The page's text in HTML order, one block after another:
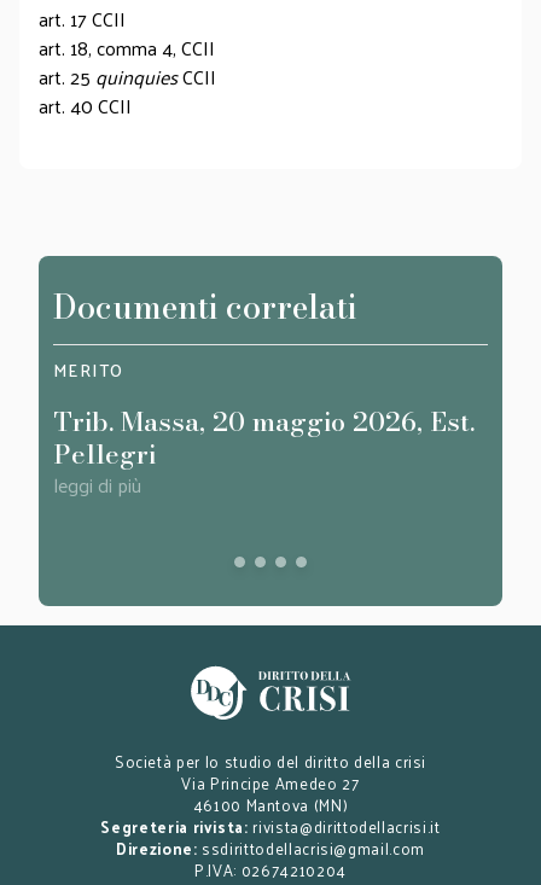
art. 17 CCII
art. 18, comma 4, CCII
art. 25 quinquiesCCII
art. 40 CCII
Documenti correlati
MERITO
Trib. Massa, 20 maggio 2026, Est.
Pellegri
leggi di più
Società per lo studio del diritto della crisi
Via Principe Amedeo 27
46100 Mantova (MN)
Segreteria rivista: rivista@dirittodellacrisi.it
Direzione: ssdirittodellacrisi@gmail.com
P.IVA: 02674210204